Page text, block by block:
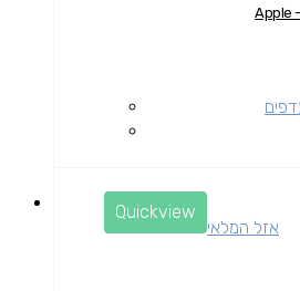
Quickview
אזל המלאי